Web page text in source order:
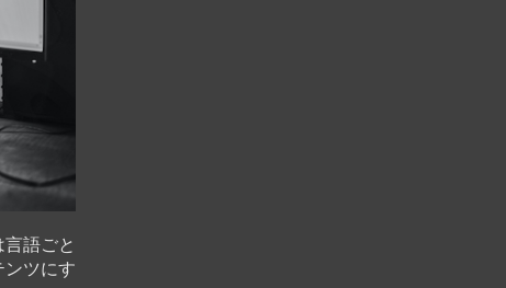
語ごと
ツにす